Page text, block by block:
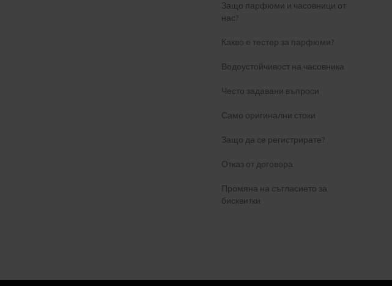
Защо парфюми и часовници от
нас?
Какво е тестер за парфюми?
Водоустойчивост на часовника
Често задавани въпроси
Само оригинални стоки
Защо да се регистрирате?
Отказ от договора
Промяна на съгласието за
бисквитки